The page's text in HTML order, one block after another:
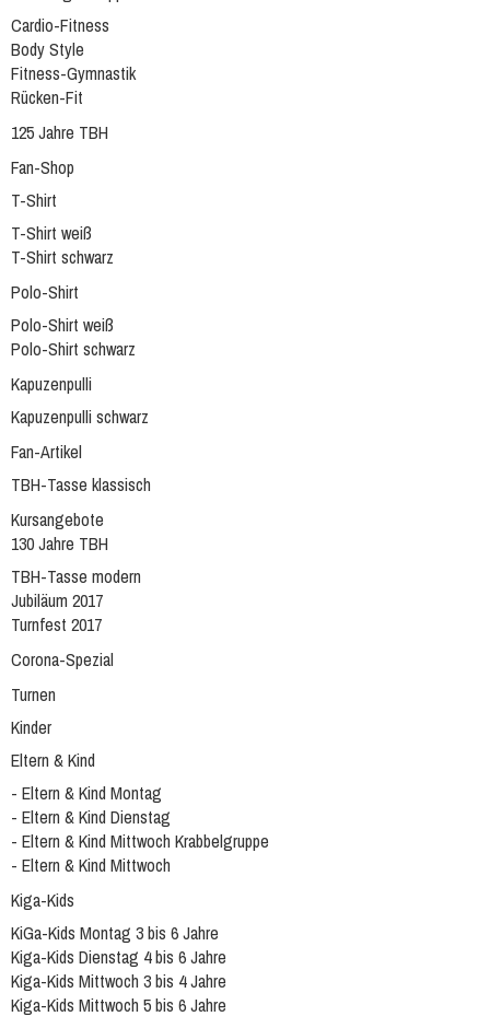
Cardio-Fitness
Body Style
Fitness-Gymnastik
Rücken-Fit
125 Jahre TBH
Fan-Shop
T-Shirt
T-Shirt weiß
T-Shirt schwarz
Polo-Shirt
Polo-Shirt weiß
Polo-Shirt schwarz
Kapuzenpulli
Kapuzenpulli schwarz
Fan-Artikel
TBH-Tasse klassisch
Kursangebote
130 Jahre TBH
TBH-Tasse modern
Jubiläum 2017
Turnfest 2017
Corona-Spezial
Turnen
Kinder
Eltern & Kind
- Eltern & Kind Montag
- Eltern & Kind Dienstag
- Eltern & Kind Mittwoch Krabbelgruppe
- Eltern & Kind Mittwoch
Kiga-Kids
KiGa-Kids Montag 3 bis 6 Jahre
Kiga-Kids Dienstag 4 bis 6 Jahre
Kiga-Kids Mittwoch 3 bis 4 Jahre
Kiga-Kids Mittwoch 5 bis 6 Jahre